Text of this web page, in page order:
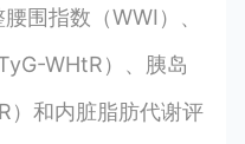
围指数（WWI）、
WHtR）、胰岛
）和内脏脂肪代谢评